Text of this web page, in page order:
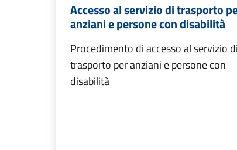
Accesso al servizio di trasporto
anziani e persone con disabilità
Procedimento di accesso al servizio di
trasporto per anziani e persone con
disabilità